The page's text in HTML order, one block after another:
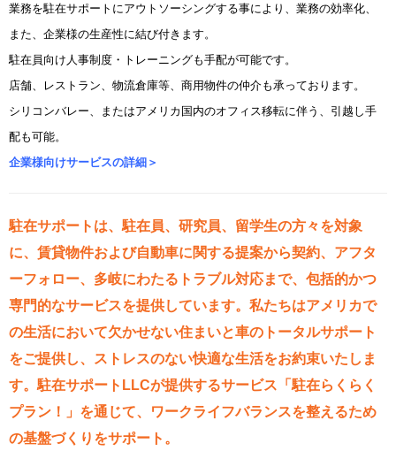
業務を駐在サポートにアウトソーシングする事により、業務の効率化、
また、企業様の生産性に結び付きます。
駐在員向け人事制度・トレーニングも手配が可能です。
店舗、レストラン、物流倉庫等、商用物件の仲介も承っております。
シリコンバレー、またはアメリカ国内のオフィス移転に伴う、引越し手
配も可能。
企業様向けサービスの詳細＞
駐在サポートは、駐在員、研究員、留学生の方々を対象
に、賃貸物件および自動車に関する提案から契約、アフタ
ーフォロー、多岐にわたるトラブル対応まで、包括的かつ
専門的なサービスを提供しています。私たちはアメリカで
の生活において欠かせない住まいと車のトータルサポート
をご提供し、ストレスのない快適な生活をお約束いたしま
す。駐在サポートLLCが提供するサービス「駐在らくらく
プラン！」を通じて、ワークライフバランスを整えるため
の基盤づくりをサポート。